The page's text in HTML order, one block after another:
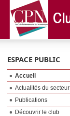
ESPACE PUBLIC
Accueil
Actualités du secteur
Publications
Découvrir le club